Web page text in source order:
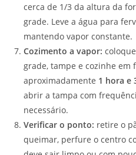
cerca de 1/3 da altura da
grade. Leve a água para
mantendo vapor constante.
Cozimento a vapor:
grade, tampe e cozinhe em
aproximadamente 1 hora e
abrir a tampa com
necessário.
Verificar o ponto: retire o
queimar, perfure o centro